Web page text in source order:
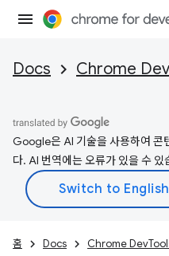
Docs Chrome
Google은 AI 기술을 사용하여 콘
다. AI 번역에는 오류가 있을 수 있
홈 Docs Chrome